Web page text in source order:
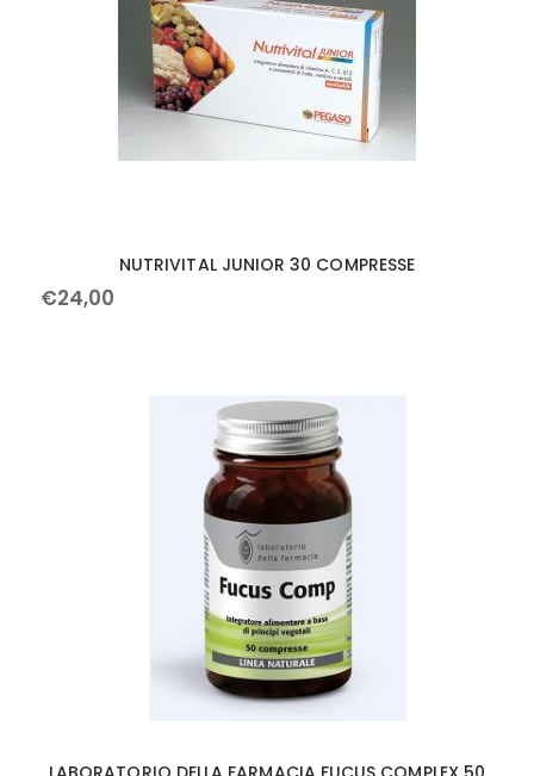
NUTRIVITAL JUNIOR 30 COMPRESSE
€24,00